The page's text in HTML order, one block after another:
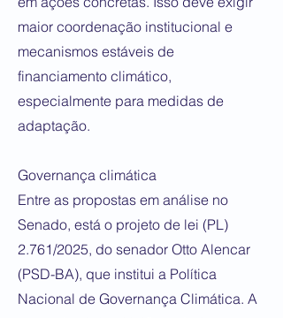
maior coordenação institucional e
mecanismos estáveis de
financiamento climático,
especialmente para medidas de
adaptação.
Governança climática
Entre as propostas em análise no
Senado, está o projeto de lei (PL)
2.761/2025, do senador Otto Alencar
(PSD-BA), que institui a Política
Nacional de Governança Climática. A